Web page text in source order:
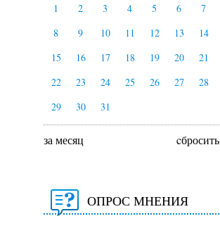
1 2 3 4 5 6
7
8
9 10 11 12 13
14
15
16 17 18 19 20
21
22
23 24 25 26 27
28
29
30 31
за месяц cбросить
ОПРОС МНЕНИЯ